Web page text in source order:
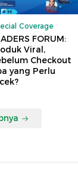
Coverage
FORUM:
Viral,
Checkout
yang Perlu